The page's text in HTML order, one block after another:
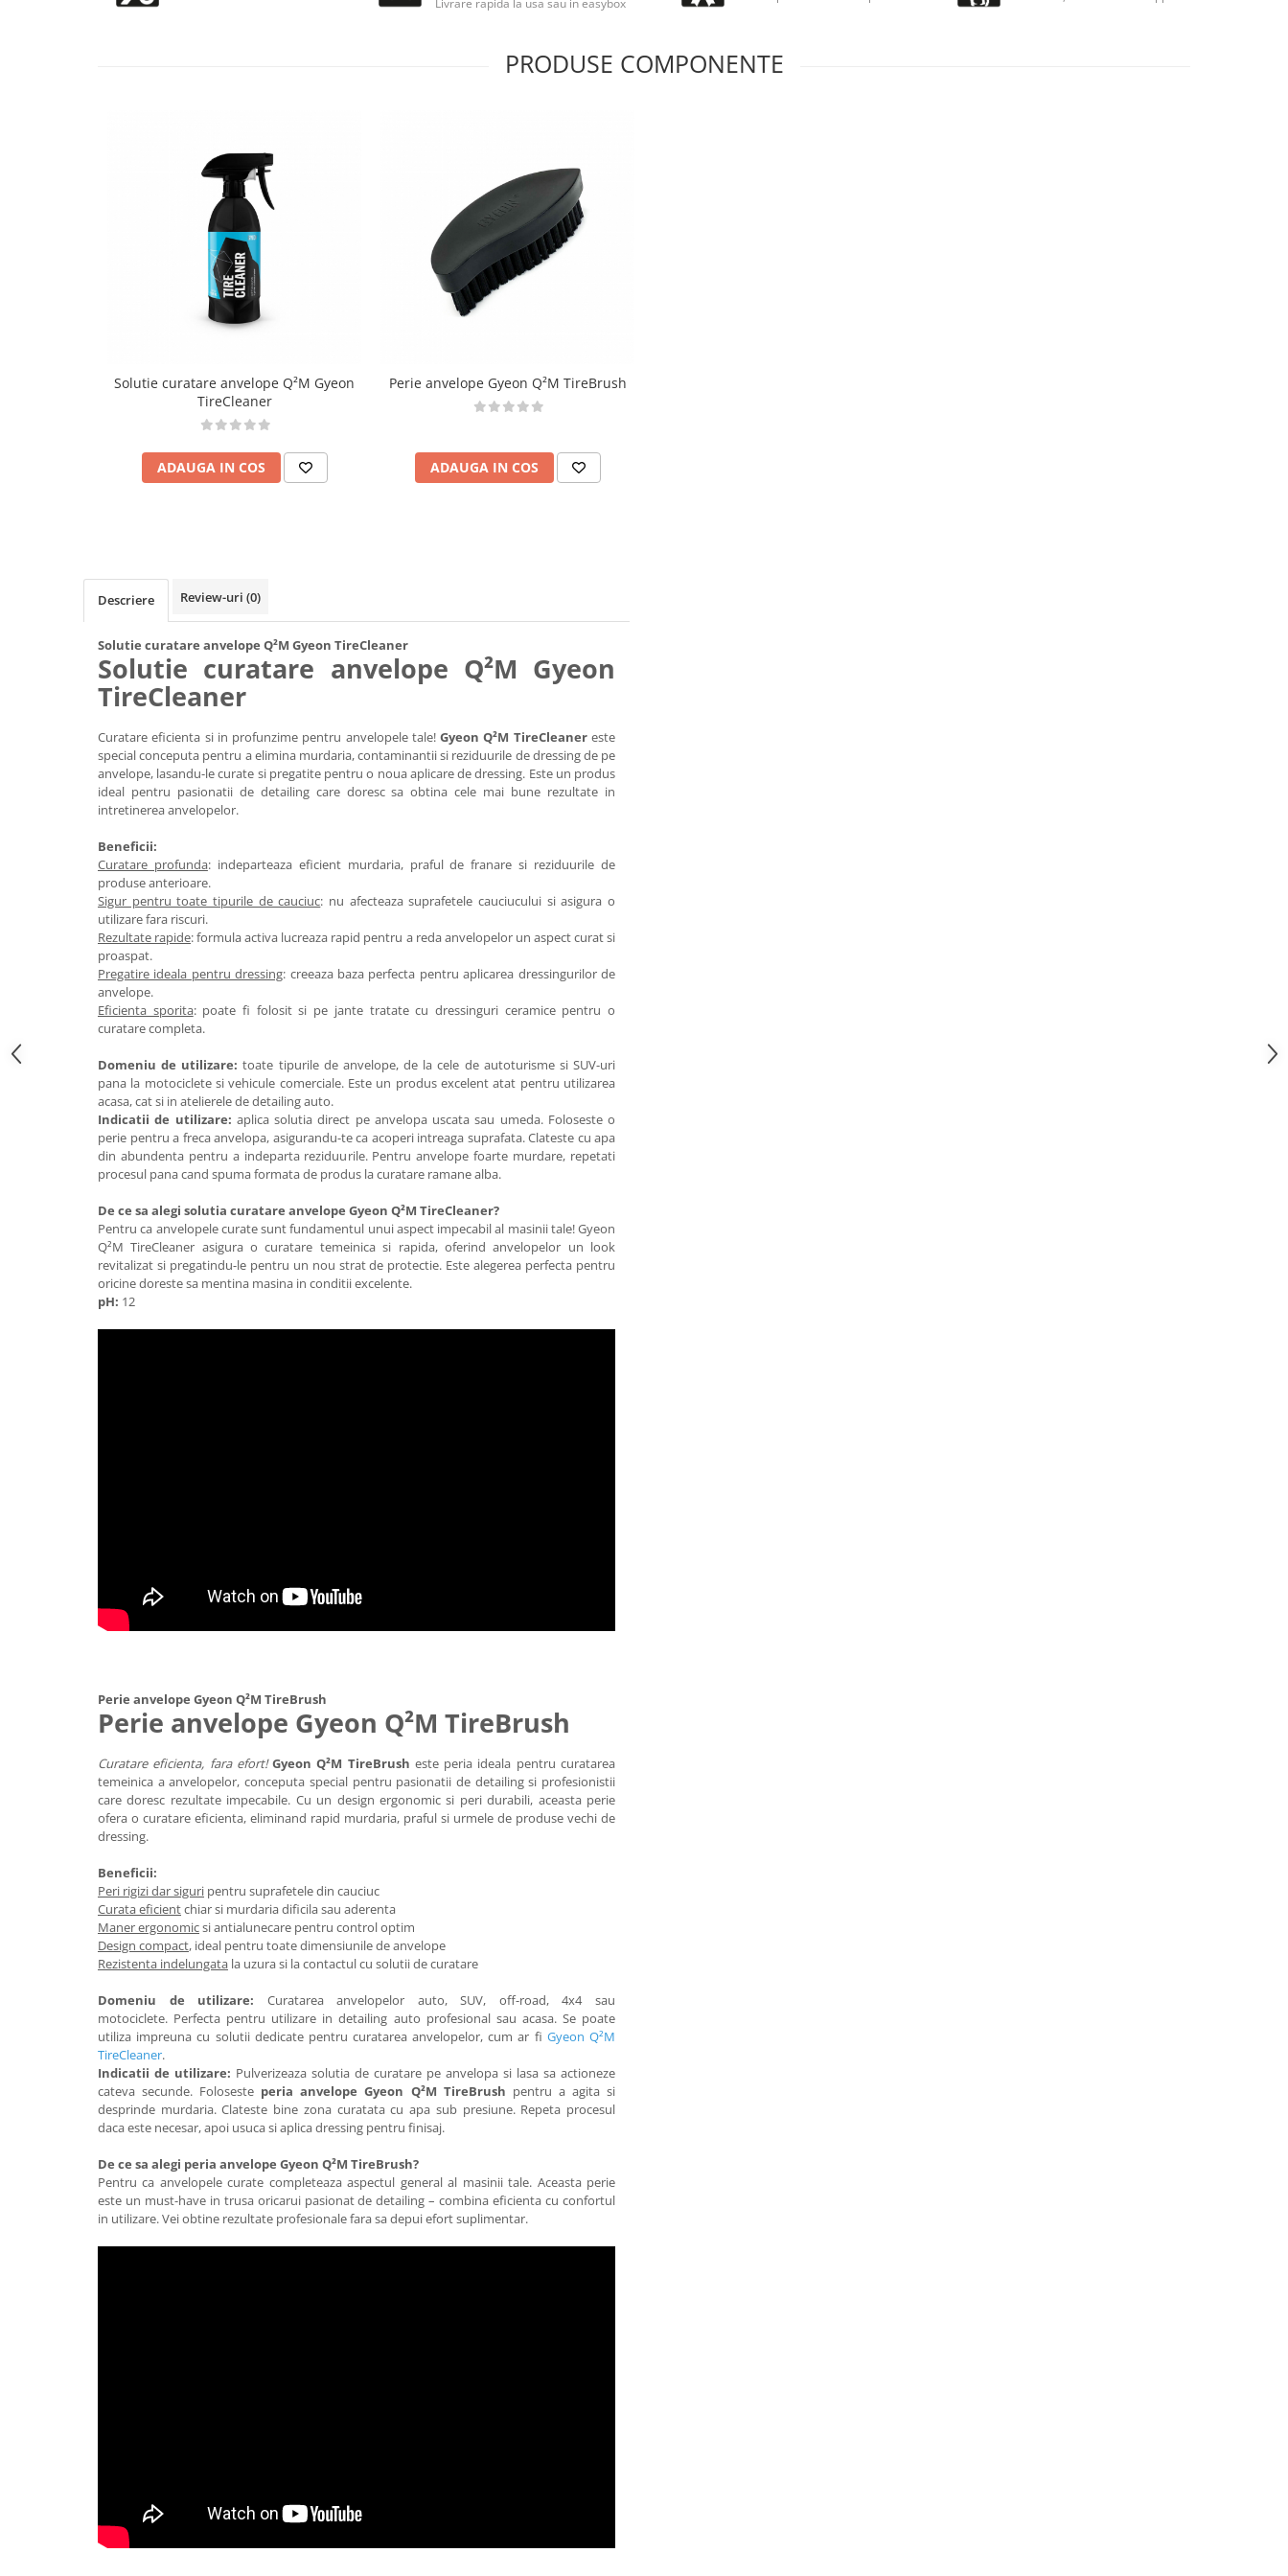
Livrare rapida la usa sau in easybox
PRODUSE COMPONENTE
Solutie curatare anvelope Q²M Gyeon
TireCleaner
ADAUGA IN COS
Perie anvelope Gyeon Q²M TireBrush
ADAUGA IN COS
Descriere Review-uri (0)
Solutie curatare anvelope Q²M Gyeon TireCleaner
Solutie curatare anvelope Q²M Gyeon
TireCleaner
Curatare eficienta si in profunzime pentru anvelopele tale!Gyeon Q²M TireCleanereste
special conceputa pentru a elimina murdaria, contaminantii si reziduurile de dressing de pe
anvelope, lasandu-le curate si pregatite pentru o noua aplicare de dressing. Este un produs
ideal pentru pasionatii de detailing care doresc sa obtina cele mai bune rezultate in
intretinerea anvelopelor.
Beneficii:
Curatare profunda: indeparteaza eficient murdaria, praful de franare si reziduurile de
produse anterioare.
Sigur pentru toate tipurile de cauciuc: nu afecteaza suprafetele cauciucului si asigura o
utilizare fara riscuri.
Rezultate rapide: formula activa lucreaza rapid pentru a reda anvelopelor un aspect curat si
proaspat.
Pregatire ideala pentru dressing: creeaza baza perfecta pentru aplicarea dressingurilor de
anvelope.
Eficienta sporita: poate fi folosit si pe jante tratate cu dressinguri ceramice pentru o
curatare completa.
Domeniu de utilizare: toate tipurile de anvelope, de la cele de autoturisme si SUV-uri
pana la motociclete si vehicule comerciale. Este un produs excelent atat pentru utilizarea
acasa, cat si in atelierele de detailing auto.
Indicatii de utilizare: aplica solutia direct pe anvelopa uscata sau umeda. Foloseste o
perie pentru a freca anvelopa, asigurandu-te ca acoperi intreaga suprafata. Clateste cu apa
din abundenta pentru a indeparta reziduurile. Pentru anvelope foarte murdare, repetati
procesul pana cand spuma formata de produs la curatare ramane alba.
De ce sa alegi solutia curatare anvelope Gyeon Q²M TireCleaner?
Pentru ca anvelopele curate sunt fundamentul unui aspect impecabil al masinii tale! Gyeon
Q²M TireCleaner asigura o curatare temeinica si rapida, oferind anvelopelor un look
revitalizat si pregatindu-le pentru un nou strat de protectie. Este alegerea perfecta pentru
oricine doreste sa mentina masina in conditii excelente.
pH: 12
Perie anvelope Gyeon Q²M TireBrush
Perie anvelope Gyeon Q²M TireBrush
Curatare eficienta, fara efort! Gyeon Q²M TireBrush este peria ideala pentru curatarea
temeinica a anvelopelor, conceputa special pentru pasionatii de detailing si profesionistii
care doresc rezultate impecabile. Cu un design ergonomic si peri durabili, aceasta perie
ofera o curatare eficienta, eliminand rapid murdaria, praful si urmele de produse vechi de
dressing.
Beneficii:
Peri rigizi dar siguri pentru suprafetele din cauciuc
Curata eficientchiar si murdaria dificila sau aderenta
Maner ergonomicsi antialunecare pentru control optim
Design compact, ideal pentru toate dimensiunile de anvelope
Rezistenta indelungata la uzura si la contactul cu solutii de curatare
Domeniu de utilizare: Curatarea anvelopelor auto, SUV, off-road, 4x4 sau
motociclete. Perfecta pentru utilizare in detailing auto profesional sau acasa. Se poate
utiliza impreuna cu solutii dedicate pentru curatarea anvelopelor, cum ar fi Gyeon Q²M
TireCleaner.
Indicatii de utilizare: Pulverizeaza solutia de curatare pe anvelopa si lasa sa actioneze
cateva secunde. Foloseste peria anvelope Gyeon Q²M TireBrush pentru a agita si
desprinde murdaria. Clateste bine zona curatata cu apa sub presiune. Repeta procesul
daca este necesar, apoi usuca si aplica dressing pentru finisaj.
De ce sa alegi peria anvelope Gyeon Q²M TireBrush?
Pentru ca anvelopele curate completeaza aspectul general al masinii tale. Aceasta perie
este un must-have in trusa oricarui pasionat de detailing – combina eficienta cu confortul
in utilizare. Vei obtine rezultate profesionale fara sa depui efort suplimentar.